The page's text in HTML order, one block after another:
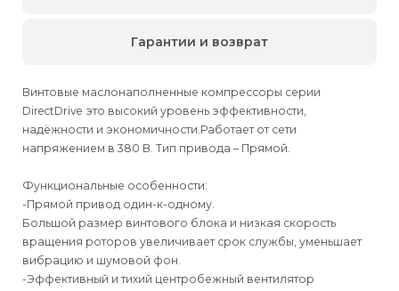
Винтовые маслонаполненные компрессоры серии
DirectDrive это высокий уровень эффективности,
надёжности и экономичности.Работает от сети
напряжением в 380 В. Тип привода – Прямой.
Функциональные особенности:
-Прямой привод один-к-одному.
Большой размер винтового блока и низкая скорость
вращения роторов увеличивает срок службы, уменьшает
вибрацию и шумовой фон.
-Эффективный и тихий центробежный вентилятор
Гарантии и возврат